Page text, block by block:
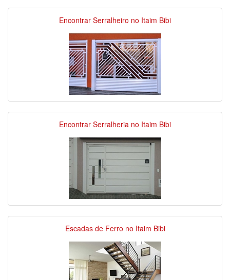
Encontrar Serralheiro no Itaim Bibi
Encontrar Serralheria no Itaim Bibi
Escadas de Ferro no Itaim Bibi